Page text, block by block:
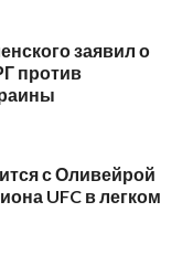
заявил о
против
с Оливейрой
UFC в легком